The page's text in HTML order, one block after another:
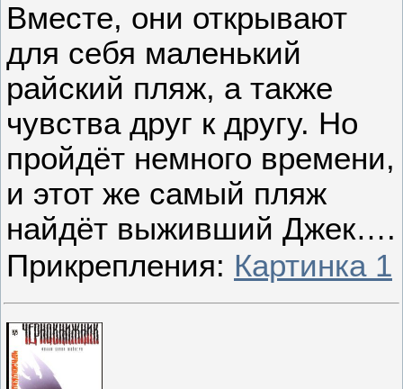
Вместе, они открывают
для себя маленький
райский пляж, а также
чувства друг к другу. Но
пройдёт немного времени,
и этот же самый пляж
найдёт выживший Джек….
Прикрепления: Картинка 1